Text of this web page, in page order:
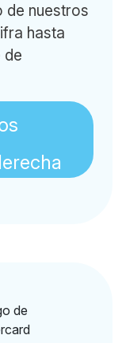
de nuestros
hasta
de